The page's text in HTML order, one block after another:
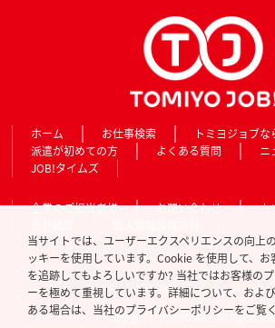
ホーム お仕事検索
トミヨジョブな
派遣が初めての方
よくある質問
ニ
JOB!タイムズ
企業のご担当者様 お問い合わせ
カ
Copyright © TOMIYO JOB!. All Rights
当サイトでは、ユーザーエクスペリエンスの向上
ッキーを使用しています。Cookie を使用して、お
を追跡してもよろしいですか? 当社ではお客様の
ーを極めて重視しています。詳細について、およ
ある場合は、当社のプライバシーポリシーをご覧